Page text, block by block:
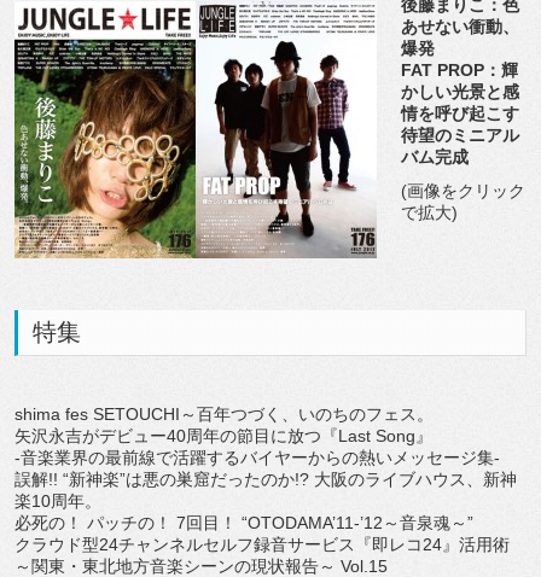
後藤まりこ：色
あせない衝動、
爆発
FAT PROP：輝
かしい光景と感
情を呼び起こす
待望のミニアル
バム完成
(画像をクリック
で拡大)
特集
shima fes SETOUCHI～百年つづく、いのちのフェス。
矢沢永吉がデビュー40周年の節目に放つ『Last Song』
-音楽業界の最前線で活躍するバイヤーからの熱いメッセージ集-
誤解!! “新神楽”は悪の巣窟だったのか!? 大阪のライブハウス、新神
楽10周年。
必死の！ パッチの！ 7回目！ “OTODAMA’11-’12～音泉魂～”
クラウド型24チャンネルセルフ録音サービス『即レコ24』活用術
～関東・東北地方音楽シーンの現状報告～ Vol.15